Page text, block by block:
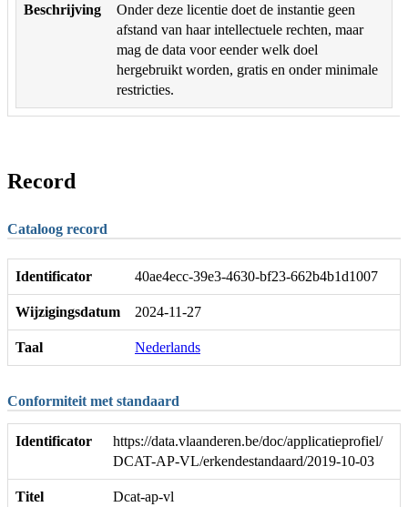
Beschrijving
Onder deze licentie doet de instantie geen
afstand van haar intellectuele rechten, maar
mag de data voor eender welk doel
hergebruikt worden, gratis en onder minimale
restricties.
Record
Cataloog record
Identificator 40ae4ecc-39e3-4630-bf23-662b4b1d1007
Wijzigingsdatum 2024-11-27
Taal Nederlands
Conformiteit met standaard
Identificator
https://data.vlaanderen.be/doc/applicatieprofiel/
DCAT-AP-VL/erkendestandaard/2019-10-03
Titel Dcat-ap-vl